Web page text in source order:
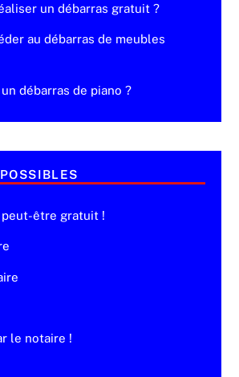
un débarras gratuit ?
au débarras de meubles
débarras de piano ?
peut-être gratuit !
le notaire !